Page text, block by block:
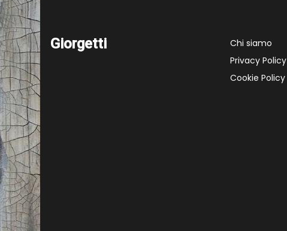
Giorgetti
Chi siamo
Privacy Policy
Cookie Policy